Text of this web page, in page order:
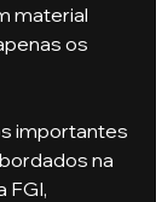
material
os
na
FGI,